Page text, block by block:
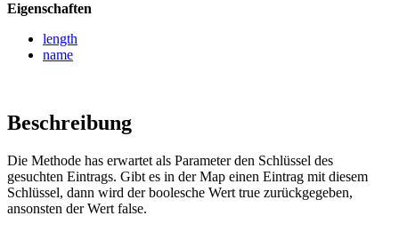
Eigenschaften
length
name
Beschreibung
Die Methode has erwartet als Parameter den Schlüssel des
gesuchten Eintrags. Gibt es in der Map einen Eintrag mit diesem
Schlüssel, dann wird der boolesche Wert true zurückgegeben,
ansonsten der Wert false.